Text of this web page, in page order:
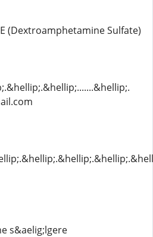
(Dextroamphetamine Sulfate)
s&aelig;lgere